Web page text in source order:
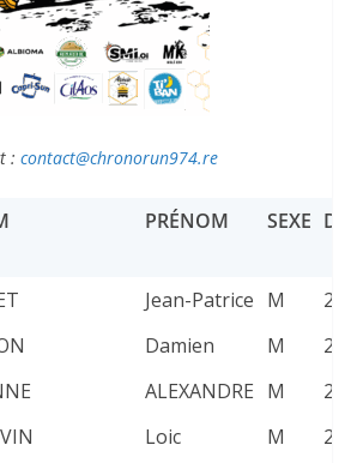
: contact@chronorun974.re
PRÉNOM SEXE
Jean-Patrice M
Damien M
ALEXANDRE M
Loic M